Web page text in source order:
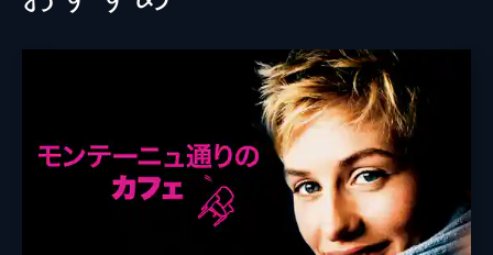
ヴァレンティーナ・ロマーニ
テコ・セリオ
エレナ・リエッティ
フラヴィオ・フルノ
ブル・ヨシミ